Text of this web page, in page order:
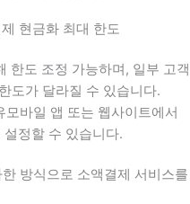
현금화 최대 한도
한도 조정 가능하며, 일부 고객
도가 달라질 수 있습니다.
모바일 앱 또는 웹사이트에서
정할 수 있습니다.
방식으로 소액결제 서비스를